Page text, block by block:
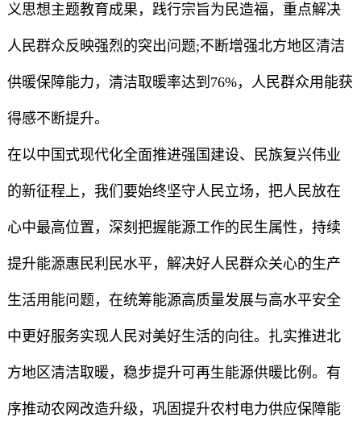
义思想主题教育成果，践行宗旨为民造福，重点解决
人民群众反映强烈的突出问题;不断增强北方地区清洁
供暖保障能力，清洁取暖率达到76%，人民群众用能获
得感不断提升。
在以中国式现代化全面推进强国建设、民族复兴伟业
的新征程上，我们要始终坚守人民立场，把人民放在
心中最高位置，深刻把握能源工作的民生属性，持续
提升能源惠民利民水平，解决好人民群众关心的生产
生活用能问题，在统筹能源高质量发展与高水平安全
中更好服务实现人民对美好生活的向往。扎实推进北
方地区清洁取暖，稳步提升可再生能源供暖比例。有
序推动农网改造升级，巩固提升农村电力供应保障能